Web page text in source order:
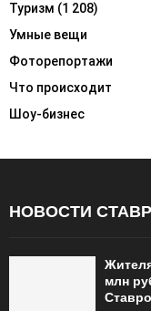
Туризм (1 208)
Умные вещи
Фоторепортажи
Что происходит
Шоу-бизнес
НОВОСТИ
млн